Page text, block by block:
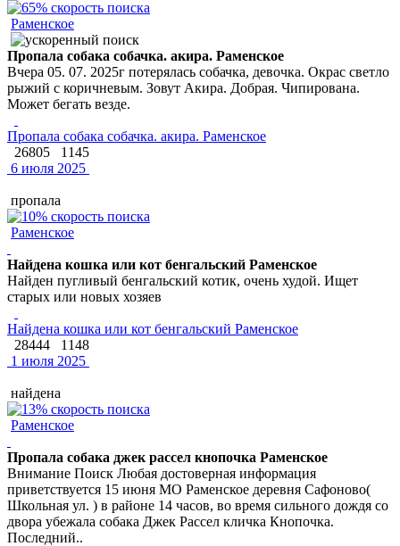
Раменское
Пропала собака собачка. акира. Раменское
Вчера 05. 07. 2025г потерялась собачка, девочка. Окрас светло
рыжий с коричневым. Зовут Акира. Добрая. Чипирована.
Может бегать везде.
Пропала собака собачка. акира. Раменское
26805
1145
6 июля 2025
пропала
Раменское
Найдена кошка или кот бенгальский Раменское
Найден пугливый бенгальский котик, очень худой. Ищет
старых или новых хозяев
Найдена кошка или кот бенгальский Раменское
28444
1148
1 июля 2025
найдена
Раменское
Пропала собака джек рассел кнопочка Раменское
Внимание Поиск Любая достоверная информация
приветствуется 15 июня МО Раменское деревня Сафоново(
Школьная ул. ) в районе 14 часов, во время сильного дождя со
двора убежала собака Джек Рассел кличка Кнопочка.
Последний..